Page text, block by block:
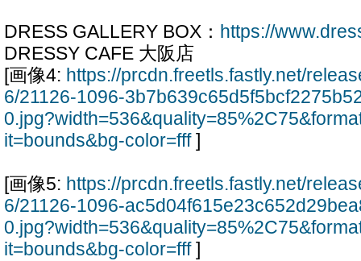
DRESS GALLERY BOX： https://
DRESSY CAFE 大阪店
[画像4: https://prcdn.freetls.fastly.net/
6/21126-1096-
it=bounds&bg-color=fff]
[画像5: https://prcdn.freetls.fastly.net/
6/21126-1096-
it=bounds&bg-color=fff]